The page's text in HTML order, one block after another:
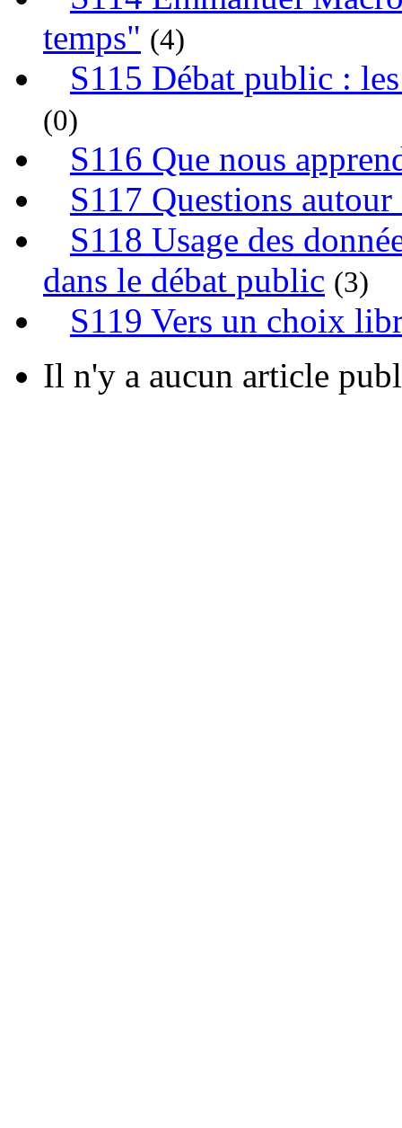
temps" (4)
S115 Débat public :
(0)
S116 Que nous
S117 Questions
S118 Usage des
dans le débat public (3)
S119 Vers un choix
Il n'y a aucun article